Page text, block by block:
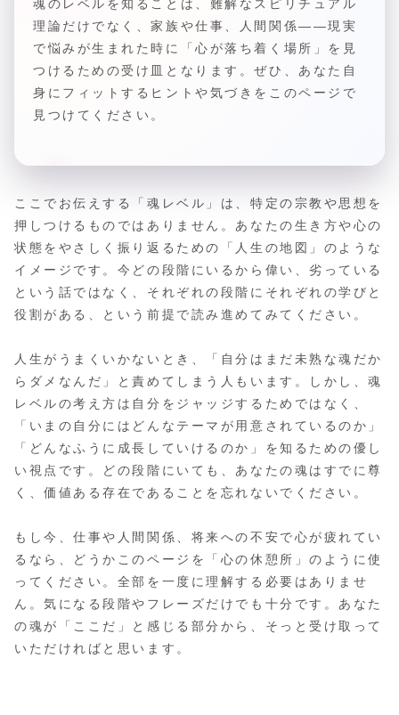
魂のレベルを知ることは、難解なスピリチュアル
理論だけでなく、家族や仕事、人間関係――現実
で悩みが生まれた時に「心が落ち着く場所」を見
つけるための受け皿となります。ぜひ、あなた自
身にフィットするヒントや気づきをこのページで
見つけてください。
ここでお伝えする「魂レベル」は、特定の宗教や思想を
押しつけるものではありません。あなたの生き方や心の
状態をやさしく振り返るための「人生の地図」のような
イメージです。今どの段階にいるから偉い、劣っている
という話ではなく、それぞれの段階にそれぞれの学びと
役割がある、という前提で読み進めてみてください。
人生がうまくいかないとき、「自分はまだ未熟な魂だか
らダメなんだ」と責めてしまう人もいます。しかし、魂
レベルの考え方は自分をジャッジするためではなく、
「いまの自分にはどんなテーマが用意されているのか」
「どんなふうに成長していけるのか」を知るための優し
い視点です。どの段階にいても、あなたの魂はすでに尊
く、価値ある存在であることを忘れないでください。
もし今、仕事や人間関係、将来への不安で心が疲れてい
るなら、どうかこのページを「心の休憩所」のように使
ってください。全部を一度に理解する必要はありませ
ん。気になる段階やフレーズだけでも十分です。あなた
の魂が「ここだ」と感じる部分から、そっと受け取って
いただければと思います。